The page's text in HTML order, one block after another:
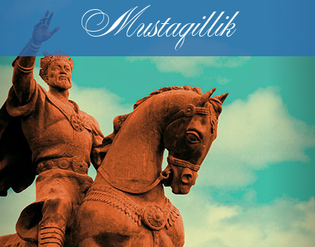
Mustaqillik
Previous